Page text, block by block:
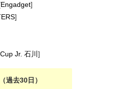
Engadget]
]
Jr. 石川 ]
過去30日）